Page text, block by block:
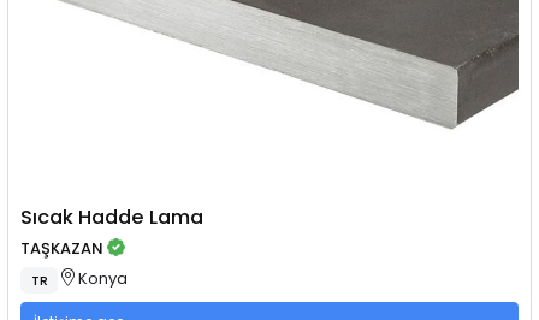
Sıcak Hadde Lama
TAŞKAZAN
TR Konya